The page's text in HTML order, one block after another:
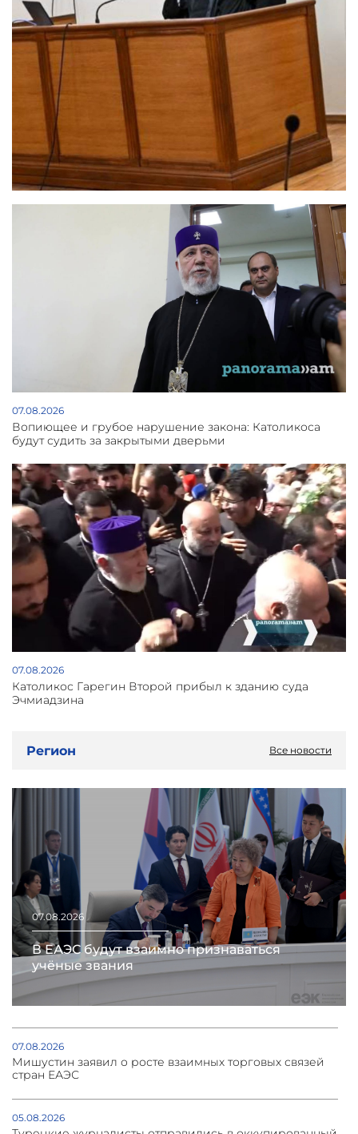
07.08.2026
Вопиющее и грубое нарушение закона: Католикоса
будут судить за закрытыми дверьми
07.08.2026
Католикос Гарегин Второй прибыл к зданию суда
Эчмиадзина
Регион Все новости
07.08.2026
В ЕАЭС будут взаимно признаваться
учёные звания
07.08.2026
Мишустин заявил о росте взаимных торговых связей
стран ЕАЭС
05.08.2026